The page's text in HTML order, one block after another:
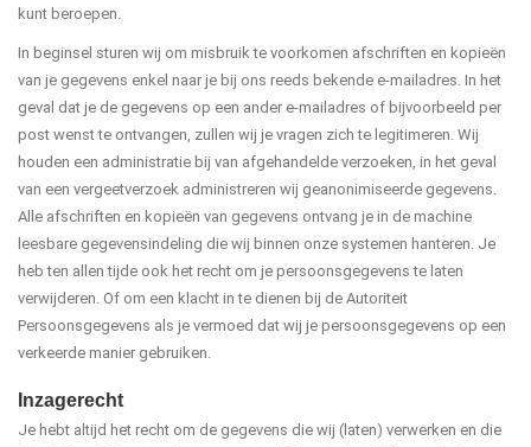
kunt beroepen.
In beginsel sturen wij om misbruik te voorkomen afschriften en kopieën
van je gegevens enkel naar je bij ons reeds bekende e-mailadres. In het
geval dat je de gegevens op een ander e-mailadres of bijvoorbeeld per
post wenst te ontvangen, zullen wij je vragen zich te legitimeren. Wij
houden een administratie bij van afgehandelde verzoeken, in het geval
van een vergeetverzoek administreren wij geanonimiseerde gegevens.
Alle afschriften en kopieën van gegevens ontvang je in de machine
leesbare gegevensindeling die wij binnen onze systemen hanteren. Je
heb ten allen tijde ook het recht om je persoonsgegevens te laten
verwijderen. Of om een klacht in te dienen bij de Autoriteit
Persoonsgegevens als je vermoed dat wij je persoonsgegevens op een
verkeerde manier gebruiken.
Inzagerecht
Je hebt altijd het recht om de gegevens die wij (laten) verwerken en die